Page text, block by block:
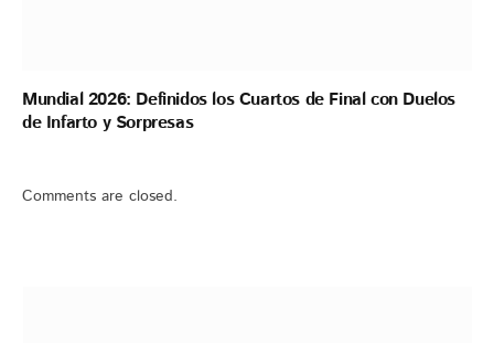
Mundial 2026: Definidos los Cuartos de Final con Duelos
de Infarto y Sorpresas
Comments are closed.